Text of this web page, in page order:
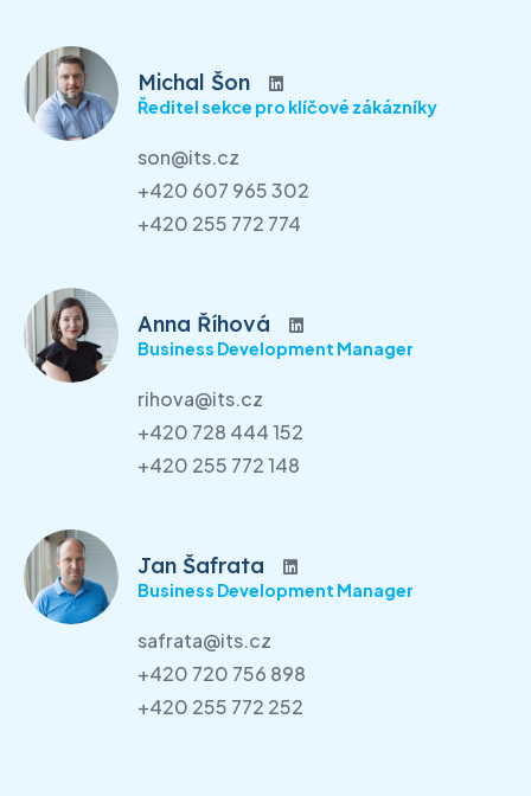
Michal Šon
Ředitel sekce pro klíčové zákázníky
son@its.cz
+420 607 965 302
+420 255 772 774
Anna Říhová
Business Development Manager
rihova@its.cz
+420 728 444 152
+420 255 772 148
Jan Šafrata
Business Development Manager
safrata@its.cz
+420 720 756 898
+420 255 772 252